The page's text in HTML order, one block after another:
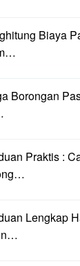
Biaya
Borongan
Praktis :
Lengkap